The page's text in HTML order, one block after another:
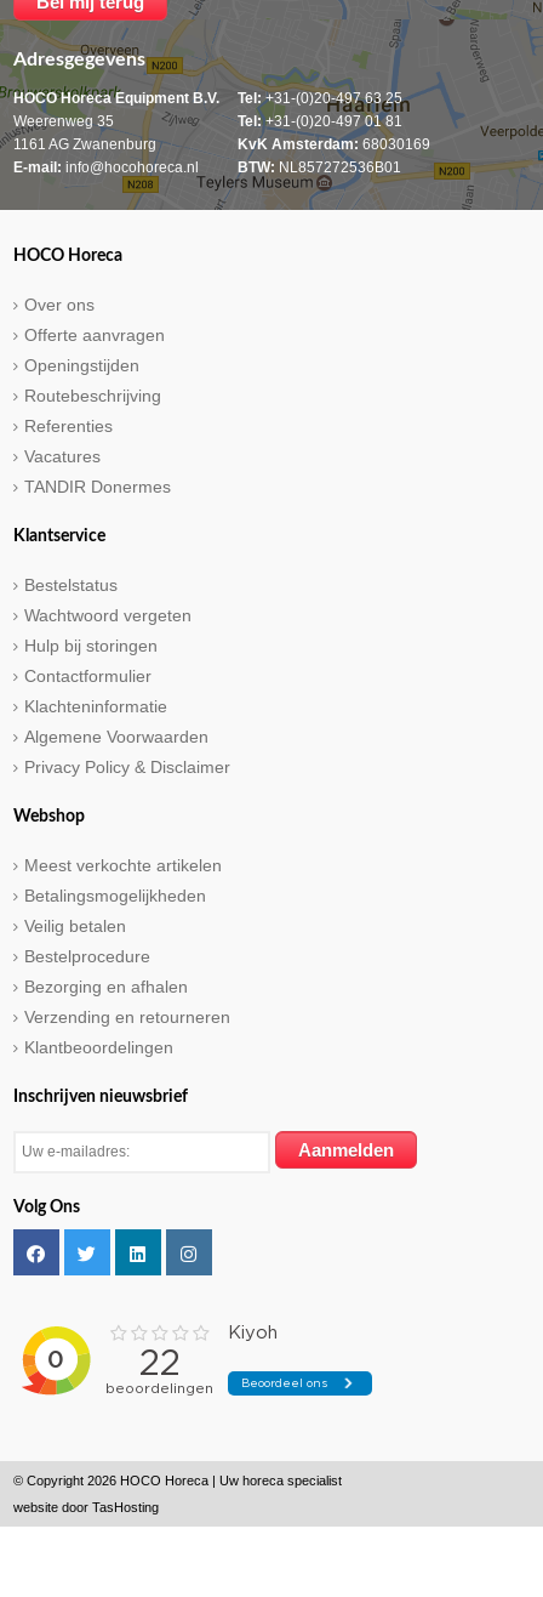
Adresgegevens
HOCO Horeca Equipment B.V.
Weerenweg 35
1161 AG Zwanenburg
E-mail: info@hocohoreca.nl
Tel:+31-(0)20-497 63 25
Tel:+31-(0)20-497 01 81
KvK Amsterdam: 68030169
BTW: NL857272536B01
HOCO Horeca
Over ons
Offerte aanvragen
Openingstijden
Routebeschrijving
Referenties
Vacatures
TANDIR Donermes
Klantservice
Bestelstatus
Wachtwoord vergeten
Hulp bij storingen
Contactformulier
Klachteninformatie
Algemene Voorwaarden
Privacy Policy & Disclaimer
Webshop
Meest verkochte artikelen
Betalingsmogelijkheden
Veilig betalen
Bestelprocedure
Bezorging en afhalen
Verzending en retourneren
Klantbeoordelingen
Inschrijven nieuwsbrief
Volg Ons
© Copyright 2026 HOCO Horeca | Uw horeca specialist
website doorTasHosting